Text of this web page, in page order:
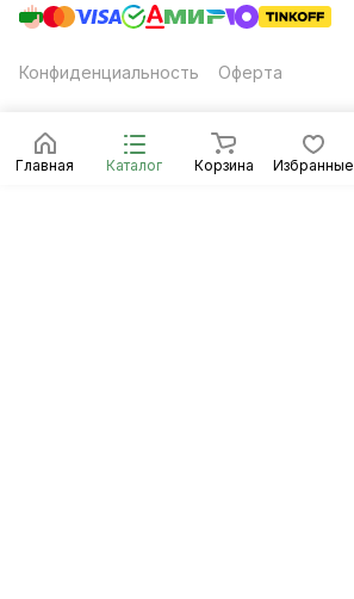
Главная Каталог Корзина Избранные
Конфиденциальность Оферта